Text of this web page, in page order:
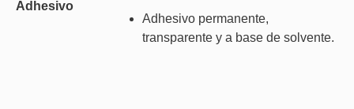
Adhesivo
Adhesivo permanente,
transparente y a base de solvente.